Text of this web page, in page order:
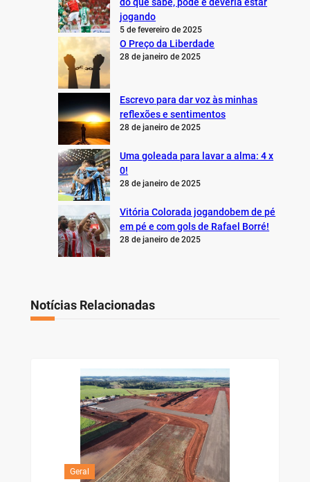
do que sabe, pode e deveria estar
jogando
5 de fevereiro de 2025
O Preço da Liberdade
28 de janeiro de 2025
Escrevo para dar voz às minhas
reflexões e sentimentos
28 de janeiro de 2025
Uma goleada para lavar a alma: 4 x
0!
28 de janeiro de 2025
Vitória Colorada jogandobem de pé
em pé e com gols de Rafael Borré!
28 de janeiro de 2025
Notícias Relacionadas
Geral